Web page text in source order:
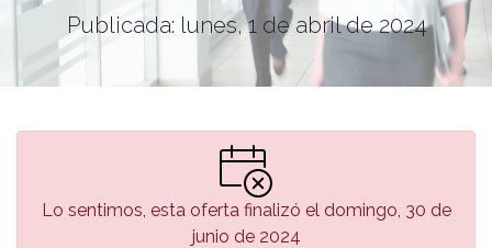
Publicada: lunes, 1 de abril de 2024
Lo sentimos, esta oferta finalizó el domingo, 30 de
junio de 2024